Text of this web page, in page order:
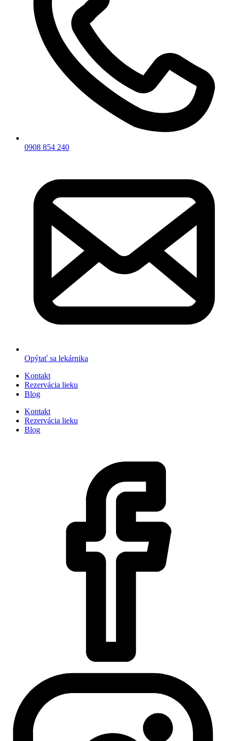
0908 854 240
Opýtať sa lekárnika
Kontakt
Rezervácia lieku
Blog
Kontakt
Rezervácia lieku
Blog